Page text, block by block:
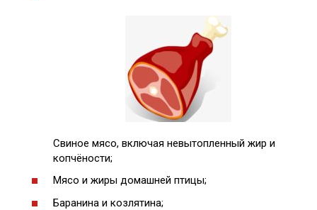
Свиное мясо, включая невытопленный жир и
копчёности;
Мясо и жиры домашней птицы;
Баранина и козлятина;